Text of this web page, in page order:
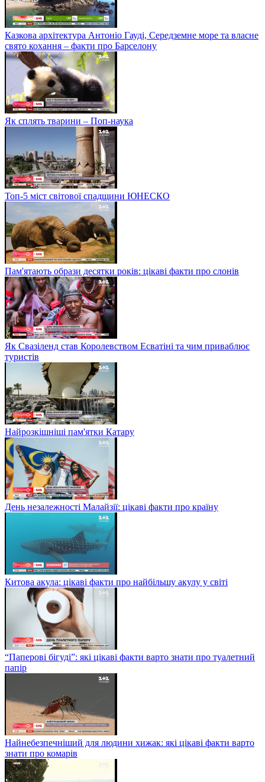
Казкова архітектура Антоніо Гауді, Середземне море та власне
свято кохання – факти про Барселону
Як сплять тварини – Поп-наука
Топ-5 міст світової спадщини ЮНЕСКО
Пам'ятають образи десятки років: цікаві факти про слонів
Як Свазіленд став Королевством Есватіні та чим приваблює
туристів
Найрозкішніші пам'ятки Катару
День незалежності Малайзії: цікаві факти про країну
Китова акула: цікаві факти про найбільшу акулу у світі
“Паперові бігуді”: які цікаві факти варто знати про туалетний
папір
Найнебезпечніший для людини хижак: які цікаві факти варто
знати про комарів